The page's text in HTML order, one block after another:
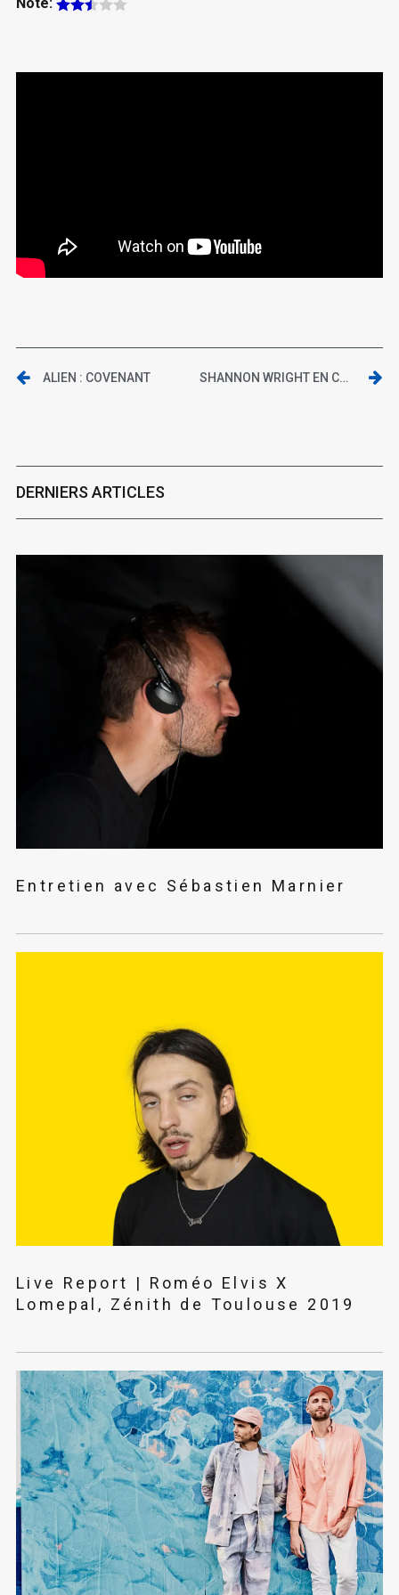
ALIEN : COVENANT SHANNON WRIGHT EN CONCERT AU METRONUM DE TOULOUSE
DERNIERS ARTICLES
Entretien avec Sébastien Marnier
Live Report | Roméo Elvis X
Lomepal, Zénith de Toulouse 2019